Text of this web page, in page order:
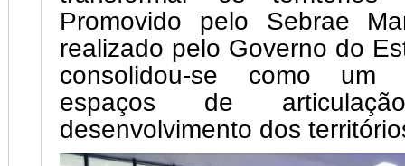
Promovido pelo Sebrae
realizado pelo Governo do
consolidou-se como um
espaços de
desenvolvimento dos